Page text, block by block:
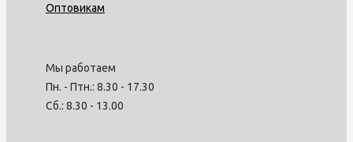
Оптовикам
Мы работаем
Пн. - Птн.: 8.30 - 17.30
Сб.: 8.30 - 13.00